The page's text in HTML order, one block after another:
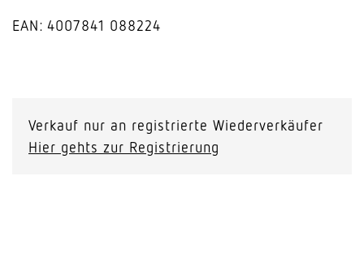
EAN: 4007841 088224
ECO
DALI-
Verkauf nur an registrierte Wiederverkäufer
Hier gehts zur Registrierung